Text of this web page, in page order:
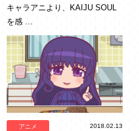
キャラアニより、KAIJU SOUL
を感 …
アニメ 2018.02.13